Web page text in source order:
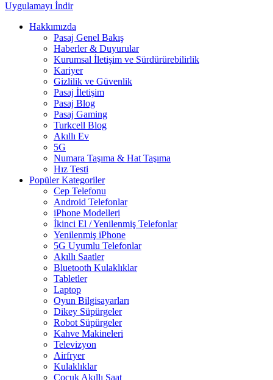
Uygulamayı İndir
Hakkımızda
Pasaj Genel Bakış
Haberler & Duyurular
Kurumsal İletişim ve Sürdürürebilirlik
Kariyer
Gizlilik ve Güvenlik
Pasaj İletişim
Pasaj Blog
Pasaj Gaming
Turkcell Blog
Akıllı Ev
5G
Numara Taşıma & Hat Taşıma
Hız Testi
Popüler Kategoriler
Cep Telefonu
Android Telefonlar
iPhone Modelleri
İkinci El / Yenilenmiş Telefonlar
Yenilenmiş iPhone
5G Uyumlu Telefonlar
Akıllı Saatler
Bluetooth Kulaklıklar
Tabletler
Laptop
Oyun Bilgisayarları
Dikey Süpürgeler
Robot Süpürgeler
Kahve Makineleri
Televizyon
Airfryer
Kulaklıklar
Çocuk Akıllı Saat